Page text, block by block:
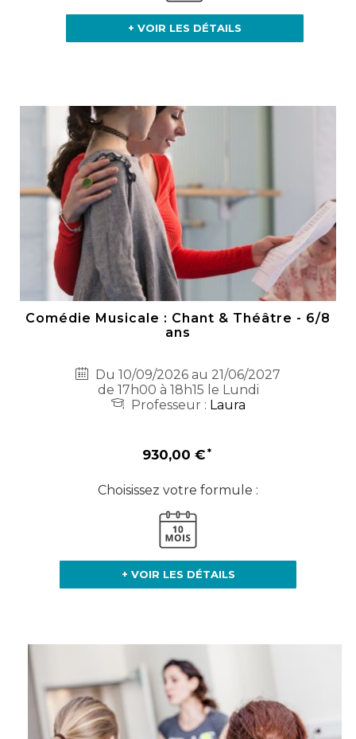
+ VOIR LES DÉTAILS
Comédie Musicale : Chant & Théâtre - 6/8
ans
Du 10/09/2026 au 21/06/2027
de 17h00 à 18h15 le Lundi
Professeur : Laura
930,00 €
Choisissez votre formule :
+ VOIR LES DÉTAILS